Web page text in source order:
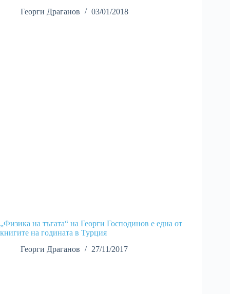
Георги Драганов
03/01/2018
„Физика на тъгата“ на Георги Господинов е една от
книгите на годината в Турция
Георги Драганов
27/11/2017